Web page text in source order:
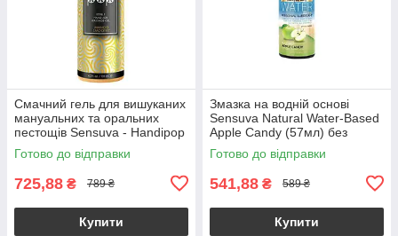
Смачний гель для вишуканих
мануальних та оральних
пестощів Sensuva - Handipop
Mango Smoothie 125 мл
Готово до відправки
725,88 ₴ 789 ₴
Купити
Змазка на водній основі
Sensuva Natural Water-Based
Apple Candy (57мл) без
гліцерину та парабенів
Готово до відправки
541,88 ₴ 589 ₴
Купити